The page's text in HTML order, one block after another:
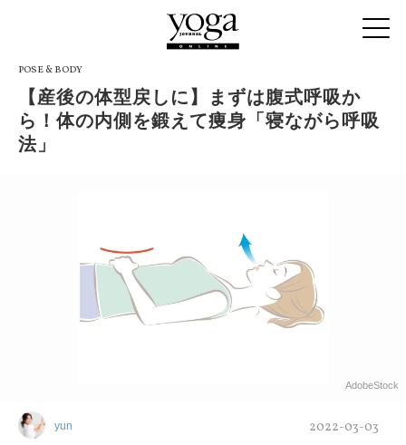
POSE & BODY
【産後の体型戻しに】まずは腹式呼吸か
ら！体の内側を鍛えて痩身「寝ながら呼吸
法」
AdobeStock
yun 2022-03-03